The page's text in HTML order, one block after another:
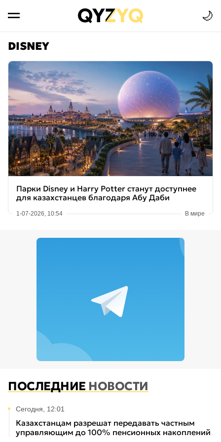
🌙
DISNEY
Парки Disney и Harry Potter станут доступнее
для казахстанцев благодаря Абу Даби
1-07-2026, 10:54 В мире
ПОСЛЕДНИЕ НОВОСТИ
Сегодня, 12:01
Казахстанцам разрешат передавать частным
управляющим до 100% пенсионных накоплений